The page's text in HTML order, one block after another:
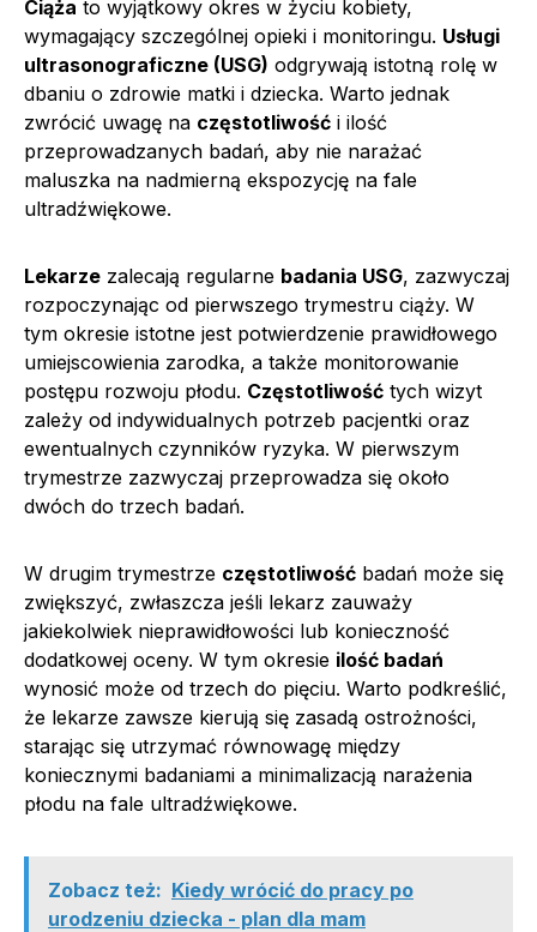
Ciąża to wyjątkowy okres w życiu kobiety,
wymagający szczególnej opieki i monitoringu. Usługi
ultrasonograficzne (USG) odgrywają istotną rolę w
dbaniu o zdrowie matki i dziecka. Warto jednak
zwrócić uwagę na częstotliwość i ilość
przeprowadzanych badań, aby nie narażać
maluszka na nadmierną ekspozycję na fale
ultradźwiękowe.
Lekarze zalecają regularne badania USG, zazwyczaj
rozpoczynając od pierwszego trymestru ciąży. W
tym okresie istotne jest potwierdzenie prawidłowego
umiejscowienia zarodka, a także monitorowanie
postępu rozwoju płodu. Częstotliwość tych wizyt
zależy od indywidualnych potrzeb pacjentki oraz
ewentualnych czynników ryzyka. W pierwszym
trymestrze zazwyczaj przeprowadza się około
dwóch do trzech badań.
W drugim trymestrze częstotliwość badań może się
zwiększyć, zwłaszcza jeśli lekarz zauważy
jakiekolwiek nieprawidłowości lub konieczność
dodatkowej oceny. W tym okresie ilość badań
wynosić może od trzech do pięciu. Warto podkreślić,
że lekarze zawsze kierują się zasadą ostrożności,
starając się utrzymać równowagę między
koniecznymi badaniami a minimalizacją narażenia
płodu na fale ultradźwiękowe.
Zobacz też: Kiedy wrócić do pracy po
urodzeniu dziecka - plan dla mam